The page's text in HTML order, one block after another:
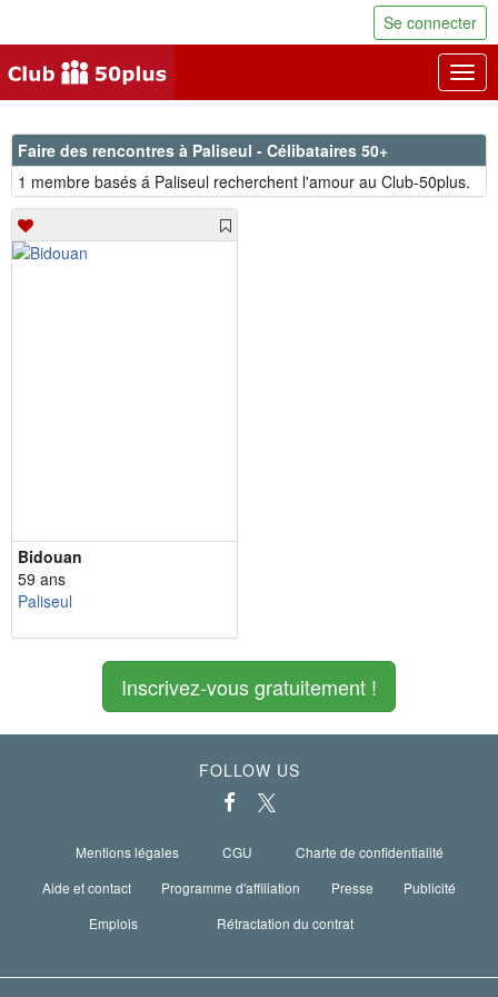
Se connecter
Faire des rencontres à Paliseul - Célibataires 50+
1 membre basés á Paliseul recherchent l'amour au Club-50plus.
Bidouan
59 ans
Paliseul
Inscrivez-vous gratuitement !
FOLLOW US
Mentions légales CGU
Charte de confidentialité
Aide et contact
Programme d'affiliation Presse
Publicité
Emplois
Rétractation du contrat